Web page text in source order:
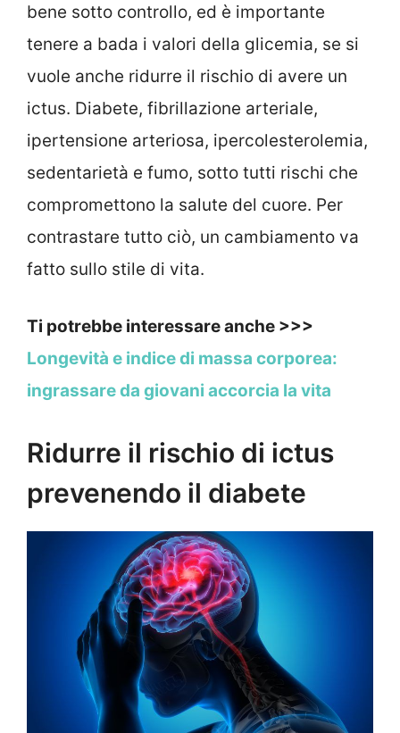
bene sotto controllo, ed è importante
tenere a bada i valori della glicemia, se si
vuole anche ridurre il rischio di avere un
ictus. Diabete, fibrillazione arteriale,
ipertensione arteriosa, ipercolesterolemia,
sedentarietà e fumo, sotto tutti rischi che
compromettono la salute del cuore. Per
contrastare tutto ciò, un cambiamento va
fatto sullo stile di vita.
Ti potrebbe interessare anche >>>
Longevità e indice di massa corporea:
ingrassare da giovani accorcia la vita
Ridurre il rischio di ictus
prevenendo il diabete